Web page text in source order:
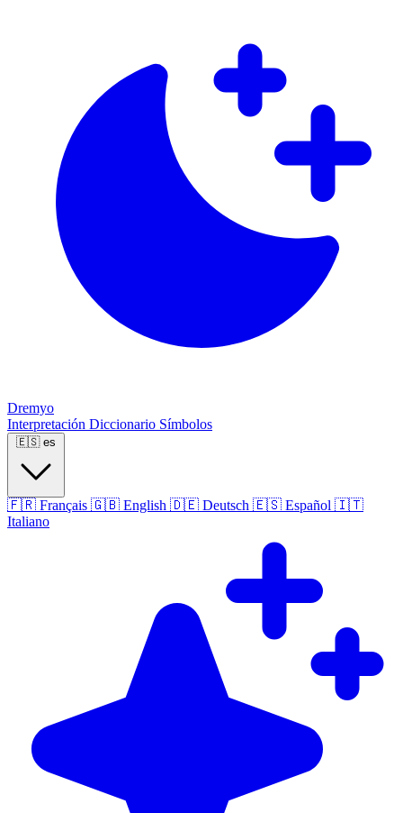
Dremyo
Interpretación Diccionario Símbolos
🇪🇸 es
🇫🇷 Français 🇬🇧 English 🇩🇪 Deutsch 🇪🇸 Español 🇮🇹
Italiano